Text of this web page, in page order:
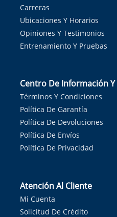
Carreras
Ubicaciones Y Horarios
Opiniones Y Testimonios
Entrenamiento Y Pruebas
Centro De Información
Términos Y Condiciones
Política De Garantía
Política De Devoluciones
Política De Envíos
Política De Privacidad
Atención Al Cliente
Mi Cuenta
Solicitud De Crédito